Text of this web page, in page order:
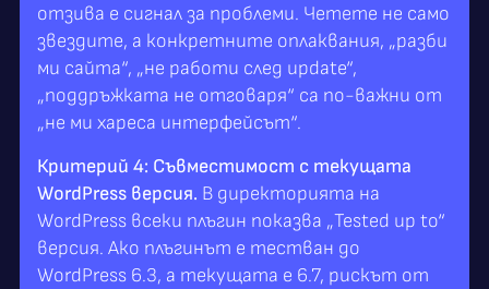
отзива е сигнал за проблеми. Четете не само
звездите, а конкретните оплаквания, „разби
ми сайта“, „не работи след update“,
„поддръжката не отговаря“ са по-важни от
„не ми хареса интерфейсът“.
Критерий 4: Съвместимост с текущата
WordPress версия. В директорията на
WordPress всеки плъгин показва „Tested up to“
версия. Ако плъгинът е тестван до
WordPress 6.3, а текущата е 6.7, рискът от